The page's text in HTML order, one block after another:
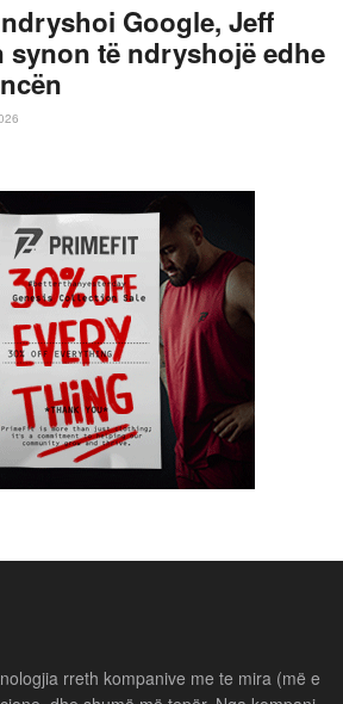
Google, Jeff
synon të ndryshojë edhe
rreth kompanive me te mira (më e